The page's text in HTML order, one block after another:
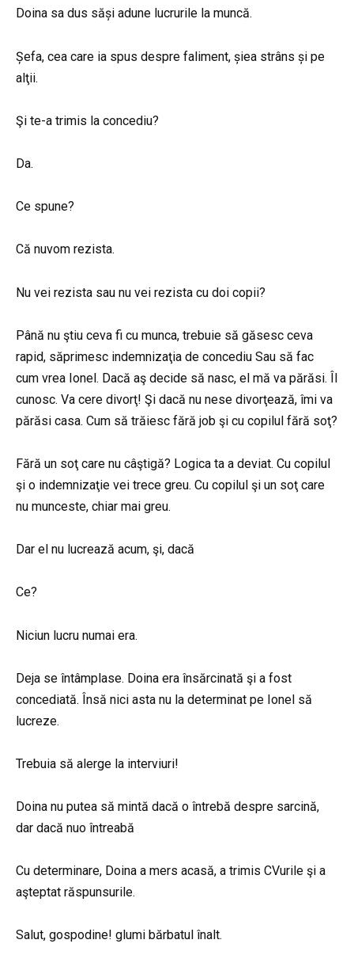
Doina sa dus săși adune lucrurile la muncă.
Șefa, cea care ia spus despre faliment, șiea strâns și pe
alţii.
Şi te-a trimis la concediu?
Da.
Ce spune?
Că nuvom rezista.
Nu vei rezista sau nu vei rezista cu doi copii?
Până nu ştiu ceva fi cu munca, trebuie să găsesc ceva
rapid, săprimesc indemnizaţia de concediu Sau să fac
cum vrea Ionel. Dacă aş decide să nasc, el mă va părăsi. Îl
cunosc. Va cere divorţ! Şi dacă nu nese divorţează, îmi va
părăsi casa. Cum să trăiesc fără job şi cu copilul fără soţ?
Fără un soţ care nu câştigă? Logica ta a deviat. Cu copilul
şi o indemnizaţie vei trece greu. Cu copilul şi un soţ care
nu munceste, chiar mai greu.
Dar el nu lucrează acum, şi, dacă
Ce?
Niciun lucru numai era.
Deja se întâmplase. Doina era însărcinată şi a fost
concediată. Însă nici asta nu la determinat pe Ionel să
lucreze.
Trebuia să alerge la interviuri!
Doina nu putea să mintă dacă o întrebă despre sarcină,
dar dacă nuo întreabă
Cu determinare, Doina a mers acasă, a trimis CVurile şi a
aşteptat răspunsurile.
Salut, gospodine! glumi bărbatul înalt.